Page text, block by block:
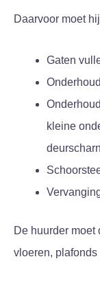
Daarvoor moet
Gaten
kleine
De huurder
vloeren,